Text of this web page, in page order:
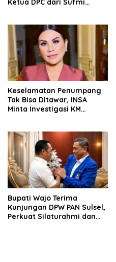
Ketua DPC dari Sufmi
Keselamatan Penumpang
Tak Bisa Ditawar, INSA
Minta Investigasi KM
Bupati Wajo Terima
Kunjungan DPW PAN Sulsel,
Perkuat Silaturahmi dan